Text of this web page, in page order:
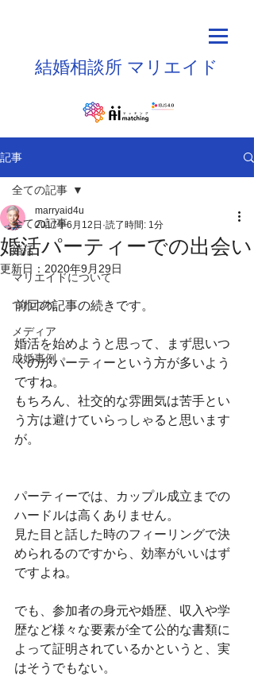
結婚相談所 マリエイド
記事
全ての記事
婚活
マリエイドについて
つれづれ
メディア
成婚事例
全ての記事
婚活パーティーでの出会い
marryaid4u
2017年6月12日 読了時間: 1分
更新日： 2020年9月29日
前回の記事の続きです。
婚活を始めようと思って、まず思いつ
くのがパーティーという方が多いよう
ですね。
もちろん、社交的な雰囲気は苦手とい
う方は避けていらっしゃると思います
が。
パーティーでは、カップル成立までの
ハードルは高くありません。
見た目と話した時のフィーリングで決
められるのですから、効率がいいはず
ですよね。
でも、参加者の身元や婚歴、収入や学
歴など様々な要素が全て公的な書類に
よって証明されているかというと、実
はそうでもない。